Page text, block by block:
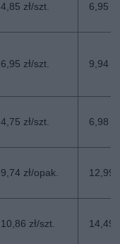
4,85 zł/szt. 6,95
6,95 zł/szt. 9,94
4,75 zł/szt. 6,98
9,74 zł/opak. 12,99
10,86 zł/szt. 14,49